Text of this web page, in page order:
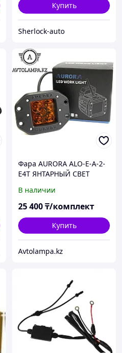
Купить
Sherlock-auto
Фара AURORA ALO-E-A-2-
E4T ЯНТАРНЫЙ СВЕТ
квадратная врезная
фары Aurora 1шт
В наличии
25 400₸/комплект
Купить
Avtolampa.kz